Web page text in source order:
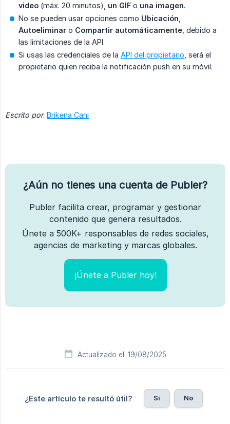
video (máx. 20 minutos), un GIF o una imagen.
No se pueden usar opciones como Ubicación
Autoeliminar o Compartir automáticamente , debido a
las limitaciones de la API.
Si usas las credenciales de la API del propietario , será el
propietario quien reciba la notificación push en su móvil.
Escrito por: Brikena Cani
¿Aún no tienes una cuenta de Publer?
Publer facilita crear, programar y gestionar
contenido que genera resultados.
Únete a 500K+ responsables de redes sociales,
agencias de marketing y marcas globales.
¡Únete a Publer hoy!
Actualizado el: 19/08/2025
¿Este artículo te resultó útil? Sí No